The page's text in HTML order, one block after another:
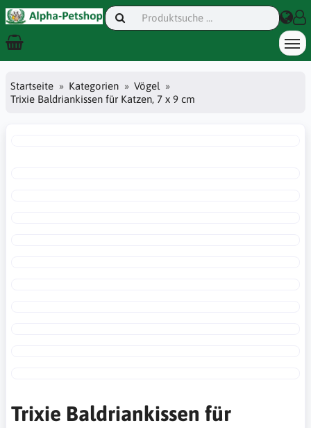
Startseite Kategorien
Vögel
Trixie Baldriankissen für Katzen, 7 x 9 cm
Trixie Baldriankissen für